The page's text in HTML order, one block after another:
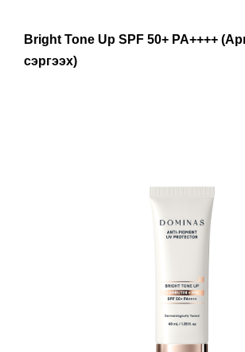
Bright Tone Up SPF 50+ PA++++
сэргээх)